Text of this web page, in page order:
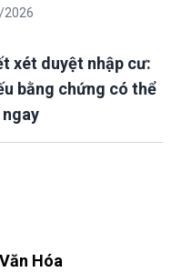
2026
xét duyệt nhập cư:
bằng chứng có thể
Văn Hóa